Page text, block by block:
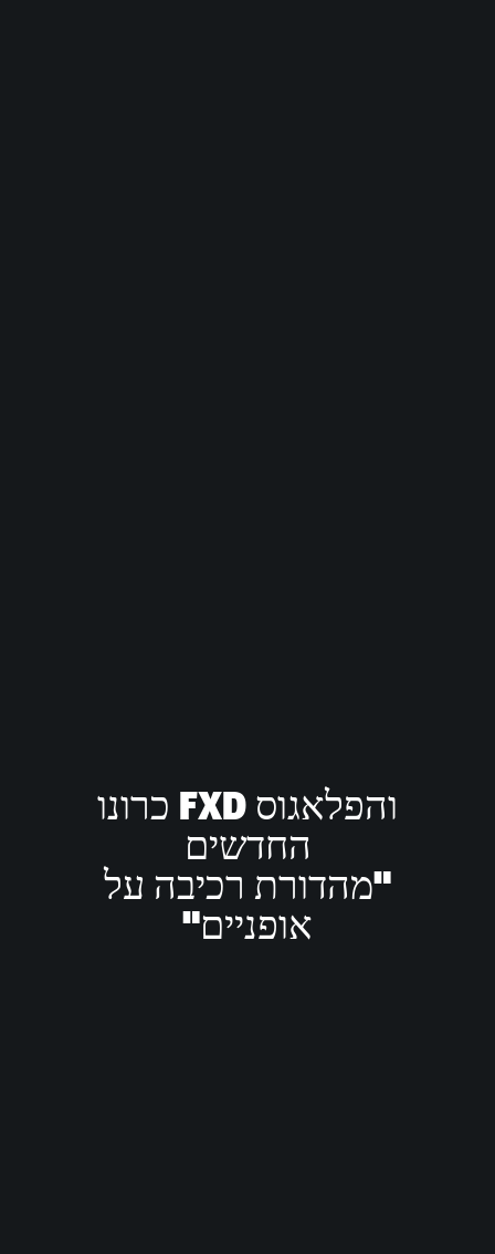
והפלאגוס FXD כרונו
החדשים
"מהדורת רכיבה על
אופניים"